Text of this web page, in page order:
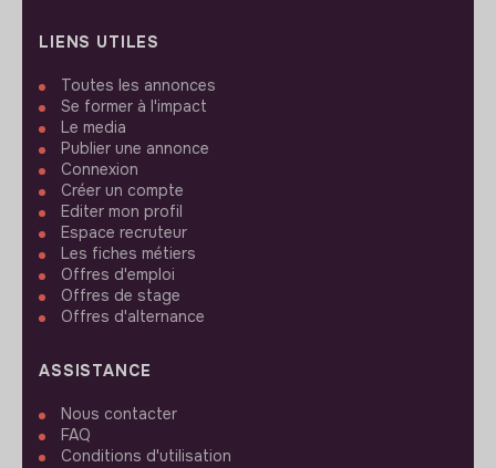
LIENS UTILES
Toutes les annonces
Se former à l'impact
Le media
Publier une annonce
Connexion
Créer un compte
Editer mon profil
Espace recruteur
Les fiches métiers
Offres d'emploi
Offres de stage
Offres d'alternance
ASSISTANCE
Nous contacter
FAQ
Conditions d'utilisation